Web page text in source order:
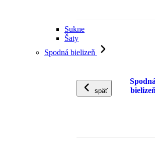
Sukne
Šaty
Spodná bielizeň
späť
Spodná
bielizeň